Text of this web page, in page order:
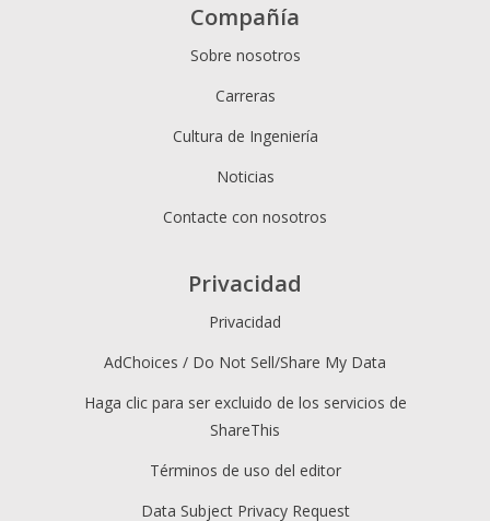
Compañía
Sobre nosotros
Carreras
Cultura de Ingeniería
Noticias
Contacte con nosotros
Privacidad
Privacidad
AdChoices / Do Not Sell/Share My Data
Haga clic para ser excluido de los servicios de
ShareThis
Términos de uso del editor
Data Subject Privacy Request